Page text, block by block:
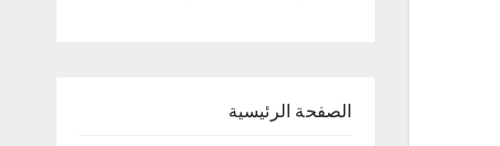
الصفحة الرئيسية